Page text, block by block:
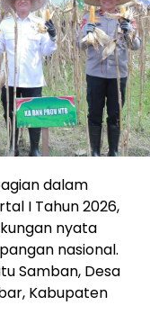
dalam
I Tahun 2026,
nyata
nasional.
Samban, Desa
Kabupaten